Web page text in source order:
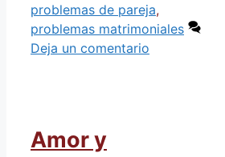
problemas de pareja,
problemas matrimoniales
Deja un comentario
Amor y